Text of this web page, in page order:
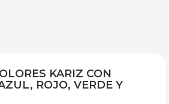
KARIZ CON
ROJO, VERDE Y